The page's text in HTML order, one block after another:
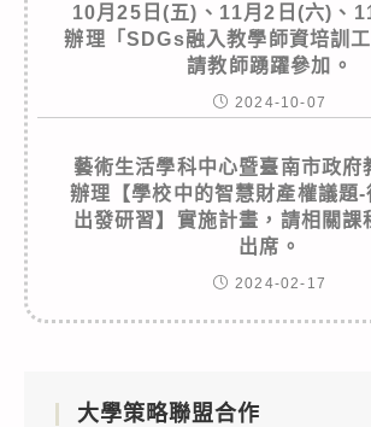
10月25日(五)、11月2日(六)、
辦理「SDGs融入教學師資培訓
請教師踴躍參加。
2024-10-07
藝術生活學科中心暨臺南市政府
辦理【學校中的智慧財產權議題-
出發研習】實施計畫，請相關課
出席。
2024-02-17
大學策略聯盟合作